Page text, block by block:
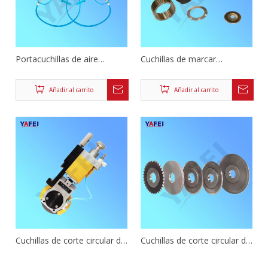
Portacuchillas de aire
Añadir al carrito
Cuchillas de marcar
Añadir al carrito
Cuchillas de corte circular de
Cuchillas de corte circular de